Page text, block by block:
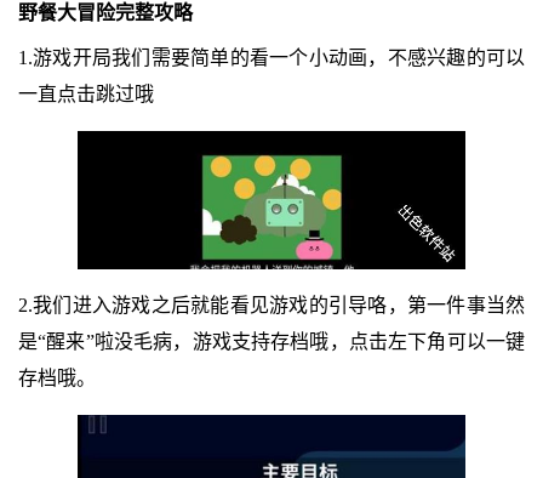
野餐大冒险完整攻略
1.游戏开局我们需要简单的看一个小动画，不感兴趣的可以
一直点击跳过哦
2.我们进入游戏之后就能看见游戏的引导咯，第一件事当然
是“醒来”啦没毛病，游戏支持存档哦，点击左下角可以一键
存档哦。